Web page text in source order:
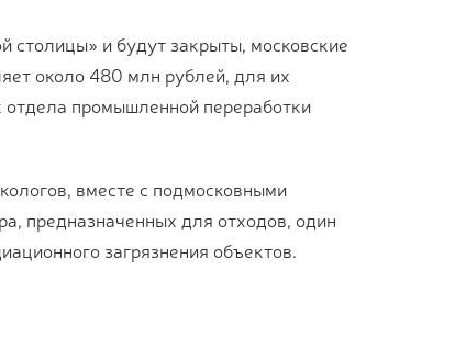
столицы» и будут закрыты, московские
около 480 млн рублей, для их
промышленной переработки
вместе с подмосковными
предназначенных для отходов, один
загрязнения объектов.